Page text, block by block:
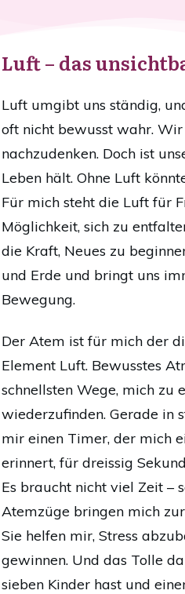
Luft – das
Luft umgibt uns ständig,
oft nicht bewusst wahr.
nachzudenken. Doch ist
Leben hält. Ohne Luft
Für mich steht die Luft für
Möglichkeit, sich zu
die Kraft, Neues zu
und Erde und bringt uns
Bewegung.
Der Atem ist für mich der
Element Luft. Bewusstes
schnellsten Wege, mich zu
wiederzufinden. Gerade in
mir einen Timer, der mich
erinnert, für dreissig
Es braucht nicht viel Zeit –
Atemzüge bringen mich
Sie helfen mir, Stress
gewinnen. Und das Tolle
sieben Kinder hast und